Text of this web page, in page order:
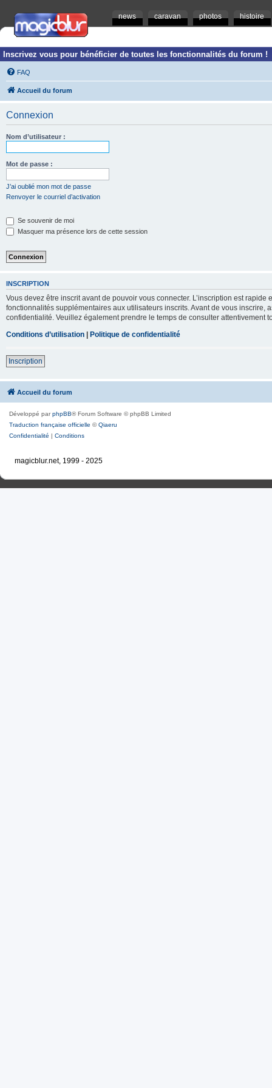
news caravan photos histoire
Inscrivez vous pour bénéficier de toutes les fonctionnalités du forum !
FAQ
Accueil du forum
Connexion
Nom d’utilisateur :
Mot de passe :
J’ai oublié mon mot de passe
Renvoyer le courriel d’activation
Se souvenir de moi
Masquer ma présence lors de cette session
INSCRIPTION
Vous devez être inscrit avant de pouvoir vous connecter. L’inscription est
fonctionnalités supplémentaires aux utilisateurs inscrits. Avant de vous inscrire,
confidentialité. Veuillez également prendre le temps de consulter attentivement
Conditions d’utilisation | Politique de confidentialité
Inscription
Accueil du forum
Développé parphpBB® Forum Software © phpBB Limited
Traduction française officielle ©Qiaeru
Confidentialité | Conditions
magicblur.net, 1999 - 2025